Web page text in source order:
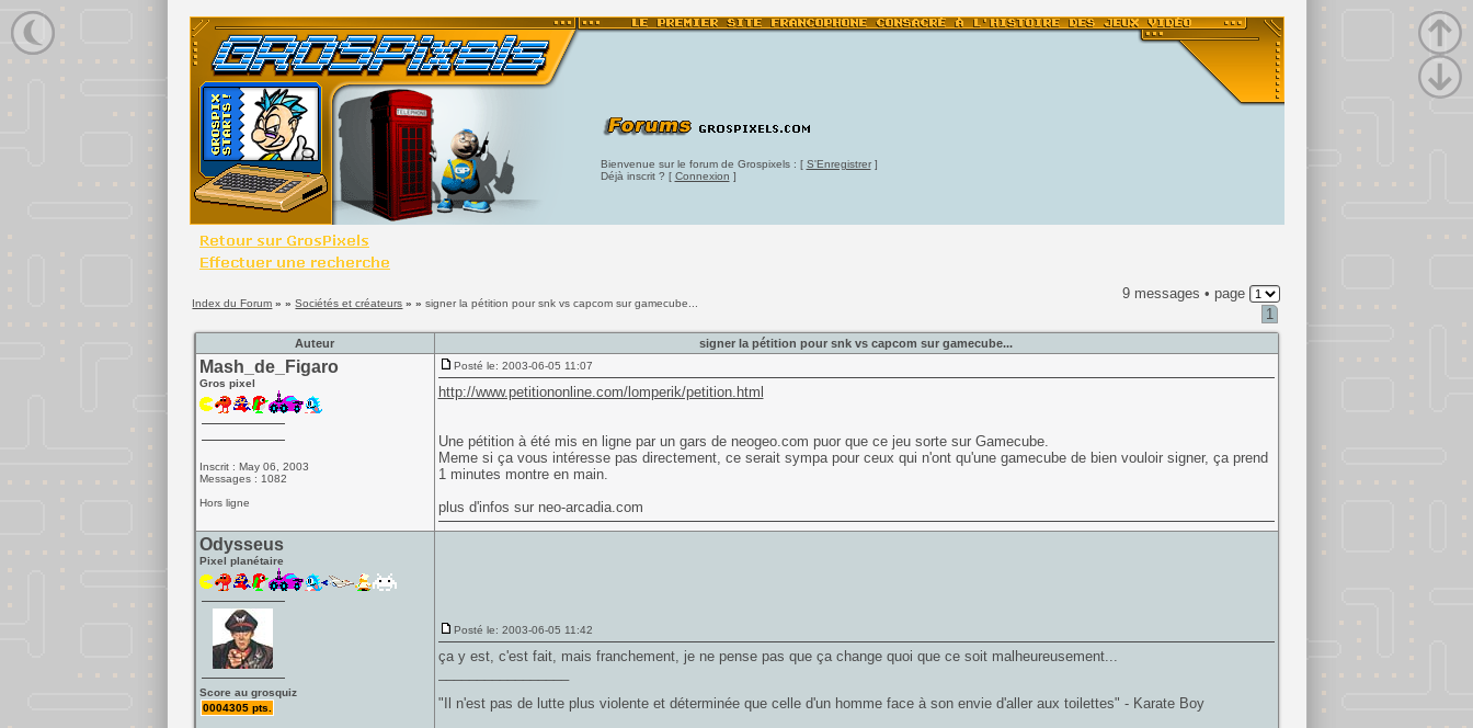
Bienvenue sur le forum de Grospixels : [ S'Enregistrer]
Déjà inscrit ? [ Connexion ]
Index du Forum » »Sociétés et créateurs » »signer la pétition pour snk vs capcom sur gamecube...
9 messages • page
1
Auteur signer la pétition pour snk vs capcom sur gamecube...
Mash_de_Figaro
Gros pixel
Inscrit : May 06, 2003
Messages : 1082
Hors ligne
Posté le: 2003-06-05 11:07
http://www.petitiononline.com/lomperik/petition.html
Une pétition à été mis en ligne par un gars de neogeo.com puor que ce jeu sorte sur Gamecube.
Meme si ça vous intéresse pas directement, ce serait sympa pour ceux qui n'ont qu'une gamecube de bien vouloir signer, ça prend
1 minutes montre en main.
plus d'infos sur neo-arcadia.com
Odysseus
Pixel planétaire
Score au grosquiz
0004305 pts.
Posté le: 2003-06-05 11:42
ça y est, c'est fait, mais franchement, je ne pense pas que ça change quoi que ce soit malheureusement...
"Il n'est pas de lutte plus violente et déterminée que celle d'un homme face à son envie d'aller aux toilettes" - Karate Boy